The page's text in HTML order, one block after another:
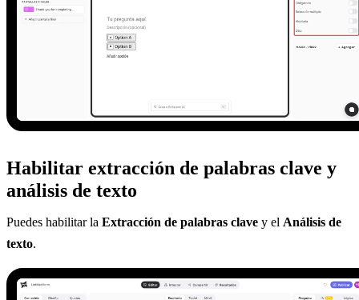
Habilitar extracción de palabras clave y
análisis de texto
Puedes habilitar la Extracción de palabras clave y el Análisis de
texto.